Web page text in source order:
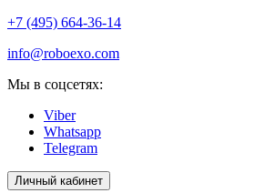
+7 (495) 664-36-14
info@roboexo.com
Мы в соцсетях:
Viber
Whatsapp
Telegram
Личный кабинет